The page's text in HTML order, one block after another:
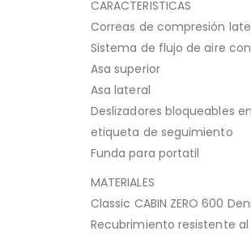
CARACTERISTICAS
Correas de compresión
Sistema de flujo de aire
Asa superior
Asa lateral
Deslizadores bloqueables
etiqueta de seguimiento
Funda para portatil
MATERIALES
Classic CABIN ZERO 600
Recubrimiento resistente al